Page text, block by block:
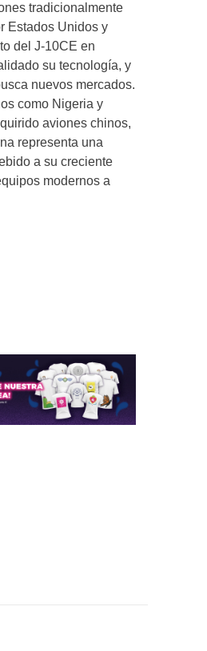
tradicionalmente
Estados Unidos y
del J-10CE en
su tecnología, y
nuevos mercados.
como Nigeria y
aviones chinos,
representa una
a su creciente
modernos a